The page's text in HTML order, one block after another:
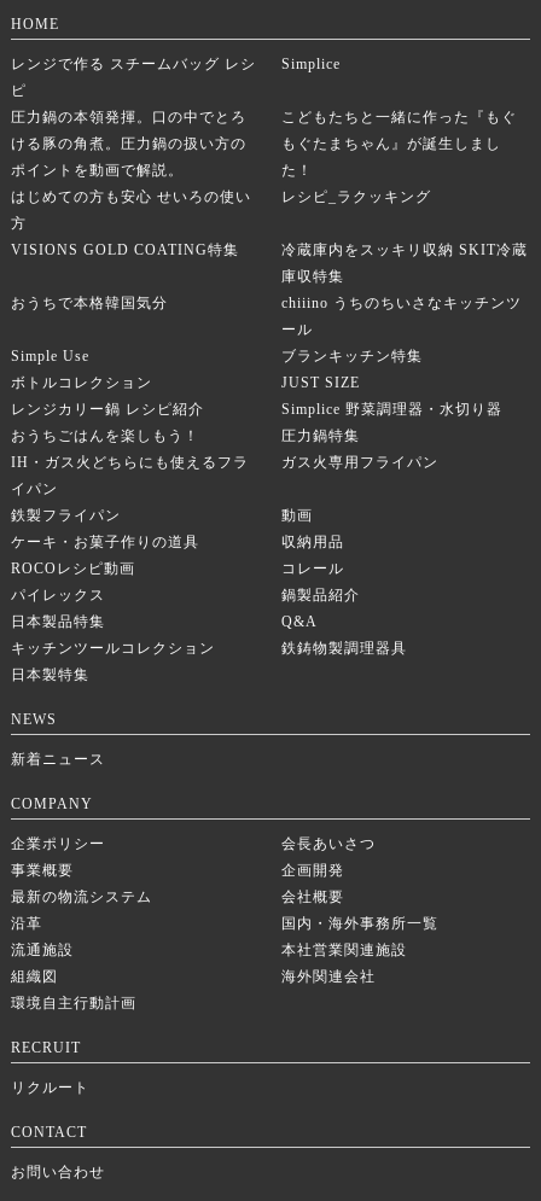
HOME
レンジで作る スチームバッグ レシ
ピ
Simplice
圧力鍋の本領発揮。口の中でとろ
ける豚の角煮。圧力鍋の扱い方の
ポイントを動画で解説。
こどもたちと一緒に作った『もぐ
もぐたまちゃん』が誕生しまし
た！
はじめての方も安心 せいろの使い
方
レシピ_ラクッキング
VISIONS GOLD COATING特集
冷蔵庫内をスッキリ収納 SKIT冷蔵
庫収特集
おうちで本格韓国気分
chiiino うちのちいさなキッチンツ
ール
Simple Use
ブランキッチン特集
ボトルコレクション
JUST SIZE
レンジカリー鍋 レシピ紹介
Simplice 野菜調理器・水切り器
おうちごはんを楽しもう！
圧力鍋特集
IH・ガス火どちらにも使えるフラ
イパン
ガス火専用フライパン
鉄製フライパン
動画
ケーキ・お菓子作りの道具
収納用品
ROCOレシピ動画
コレール
パイレックス
鍋製品紹介
日本製品特集
Q&A
キッチンツールコレクション
鉄鋳物製調理器具
日本製特集
NEWS
新着ニュース
COMPANY
企業ポリシー
会長あいさつ
事業概要
企画開発
最新の物流システム
会社概要
沿革
国内・海外事務所一覧
流通施設
本社営業関連施設
組織図
海外関連会社
環境自主行動計画
RECRUIT
リクルート
CONTACT
お問い合わせ